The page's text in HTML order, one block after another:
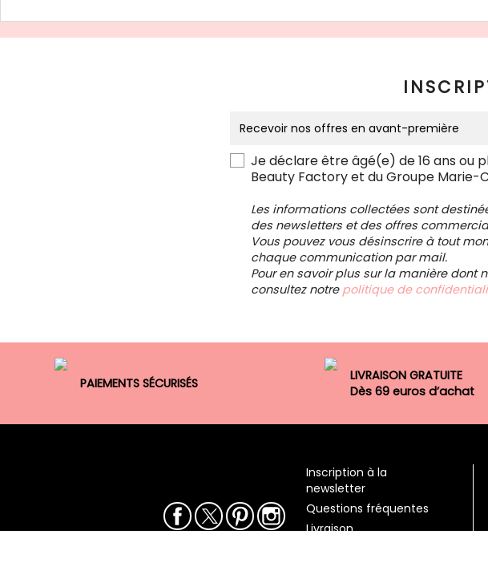
Je déclare être âgé(e) de 16 ans ou
Beauty Factory et du Groupe Marie-
Les informations collectées sont
des newsletters et des offres
Vous pouvez vous désinscrire à tout
chaque communication par mail.
Pour en savoir plus sur la manière dont
consultez notre politique de
PAIEMENTS SÉCURISÉS
LIVRAISON GRATUITE
Dès 69 euros d’achat
Facebook
TwitterPinterestInstagram
Inscription à la
newsletter
Questions fréquentes
Livraison